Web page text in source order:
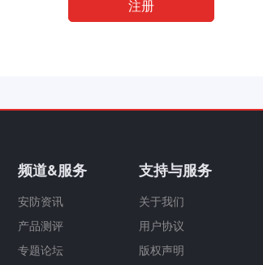
频道&服务
安防资讯
产品测评
专题论坛
支持与服务
关于我们
用户协议
版权声明